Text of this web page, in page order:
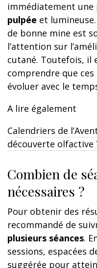
immédiatement une
pulpée et
de bonne mine est
l’attention sur
cutané. Toutefois, il
comprendre que
évoluer avec le
A lire également
Calendriers de
découverte olfactive
Combien de
nécessaires ?
Pour obtenir des
recommandé de
plusieurs séances.
sessions, espacées
suggérée pour